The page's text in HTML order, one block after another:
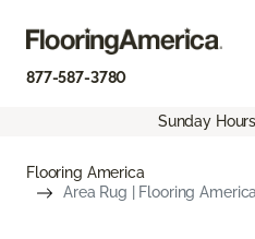
877-587-3780
Sunday
Flooring America
Area Rug | Flooring